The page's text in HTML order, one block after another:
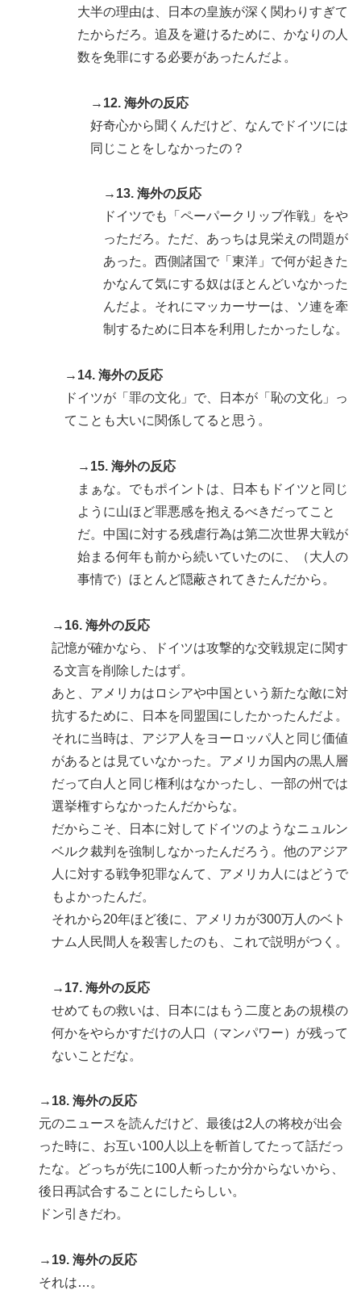
大半の理由は、日本の皇族が深く関わりすぎて
たからだろ。追及を避けるために、かなりの人
数を免罪にする必要があったんだよ。
→12. 海外の反応
好奇心から聞くんだけど、なんでドイツには
同じことをしなかったの？
→13. 海外の反応
ドイツでも「ペーパークリップ作戦」をや
っただろ。ただ、あっちは見栄えの問題が
あった。西側諸国で「東洋」で何が起きた
かなんて気にする奴はほとんどいなかった
んだよ。それにマッカーサーは、ソ連を牽
制するために日本を利用したかったしな。
→14. 海外の反応
ドイツが「罪の文化」で、日本が「恥の文化」っ
てことも大いに関係してると思う。
→15. 海外の反応
まぁな。でもポイントは、日本もドイツと同じ
ように山ほど罪悪感を抱えるべきだってこと
だ。中国に対する残虐行為は第二次世界大戦が
始まる何年も前から続いていたのに、（大人の
事情で）ほとんど隠蔽されてきたんだから。
→16. 海外の反応
記憶が確かなら、ドイツは攻撃的な交戦規定に関す
る文言を削除したはず。
あと、アメリカはロシアや中国という新たな敵に対
抗するために、日本を同盟国にしたかったんだよ。
それに当時は、アジア人をヨーロッパ人と同じ価値
があるとは見ていなかった。アメリカ国内の黒人層
だって白人と同じ権利はなかったし、一部の州では
選挙権すらなかったんだからな。
だからこそ、日本に対してドイツのようなニュルン
ベルク裁判を強制しなかったんだろう。他のアジア
人に対する戦争犯罪なんて、アメリカ人にはどうで
もよかったんだ。
それから20年ほど後に、アメリカが300万人のベト
ナム人民間人を殺害したのも、これで説明がつく。
→17. 海外の反応
せめてもの救いは、日本にはもう二度とあの規模の
何かをやらかすだけの人口（マンパワー）が残って
ないことだな。
→18. 海外の反応
元のニュースを読んだけど、最後は2人の将校が出会
った時に、お互い100人以上を斬首してたって話だっ
たな。どっちが先に100人斬ったか分からないから、
後日再試合することにしたらしい。
ドン引きだわ。
→19. 海外の反応
それは…。